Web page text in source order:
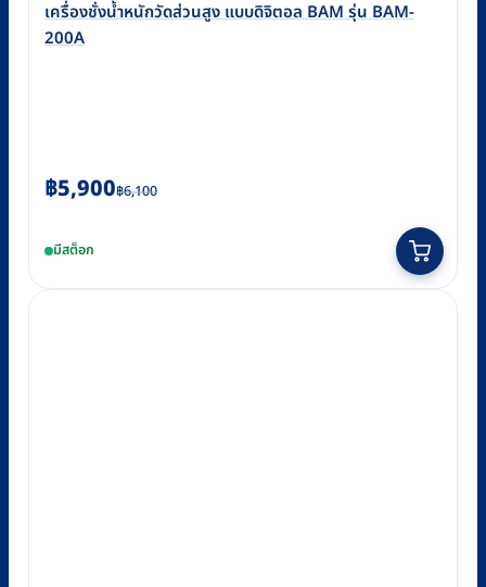
เครื่องชั่งน้ำหนักวัดส่วนสูง แบบดิจิตอล BAM รุ่น BAM-
200A
฿6,100
Original
was:
฿5,900
Current
is:มีสต็อก